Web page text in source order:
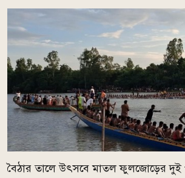
বৈঠার তালে উৎসবে মাতল ফুলজোড়ের দুই